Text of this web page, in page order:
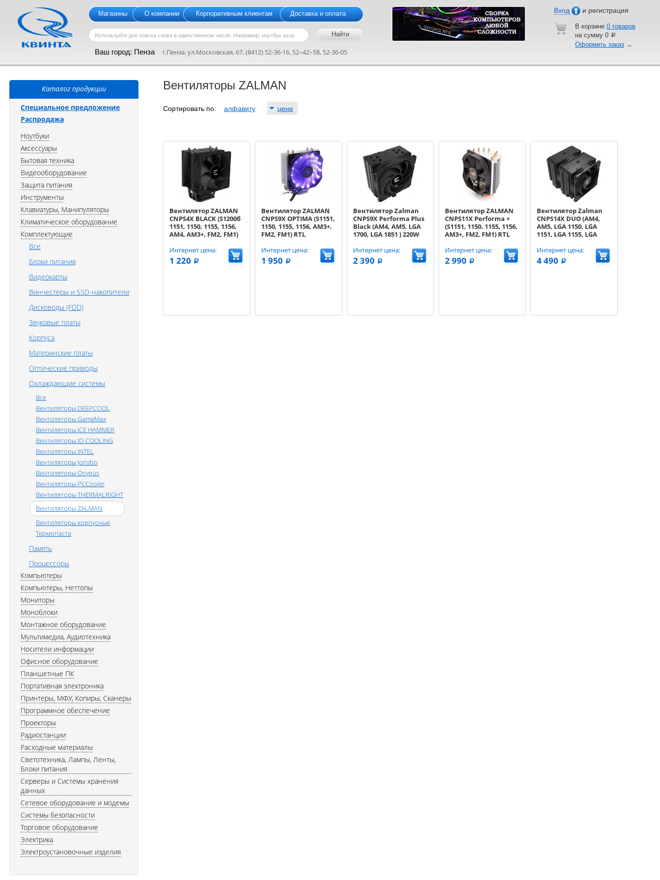
Вход и регистрация
В корзине 0 товаров
на сумму 0 a
Оформить заказ →
Магазины О компании Корпоративным клиентам Доставка и оплата
Ваш город: Пенза г.Пенза, ул.Московская, 67, (8412) 52-36-16, 52–42–58, 52-36-05
Вентиляторы ZALMAN
Сортировать по: алфавиту цене
Вентилятор ZALMAN
CNPS4X BLACK (S1200б
1151, 1150, 1155, 1156,
AM4, AM3+, FM2, FM1)
Интернет цена:
1 220 a
Вентилятор ZALMAN
CNPS9X OPTIMA (S1151,
1150, 1155, 1156, AM3+,
FM2, FM1) RTL
Интернет цена:
1 950 a
Вентилятор Zalman
CNPS9X Performa Plus
Black (AM4, AM5, LGA
1700, LGA 1851 ) 220W
Интернет цена:
2 390 a
Вентилятор ZALMAN
CNPS11X Performa +
(S1151, 1150, 1155, 1156,
AM3+, FM2, FM1) RTL
Интернет цена:
2 990 a
Вентилятор Zalman
CNPS14X DUO (AM4,
AM5, LGA 1150, LGA
1151, LGA 1155, LGA
1700, LGA 1851) 270W
RTL
Интернет цена:
4 490 a
Каталог продукции
Специальное предложение
Распродажа
Ноутбуки
Аксессуары
Бытовая техника
Видеооборудование
Защита питания
Инструменты
Клавиатуры, Манипуляторы
Климатическое оборудование
Комплектующие
Все
Блоки питания
Видеокарты
Винчестеры и SSD-накопители
Дисководы (FDD)
Звуковые платы
Корпуса
Материнские платы
Оптические приводы
Охлаждающие системы
Все
Вентиляторы DEEPCOOL
Вентиляторы GameMax
Вентиляторы ICE HAMMER
Вентиляторы ID-COOLING
Вентиляторы INTEL
Вентиляторы Jonsbo
Вентиляторы Ocypus
Вентиляторы PCCooler
Вентиляторы THERMALRIGHT
Вентиляторы ZALMAN
Вентиляторы корпусные
Термопаста
Память
Процессоры
Компьютеры
Компьютеры, Неттопы
Мониторы
Моноблоки
Монтажное оборудование
Мультимедиа, Аудиотехника
Носители информации
Офисное оборудование
Планшетные ПК
Портативная электроника
Принтеры, МФУ, Копиры, Сканеры
Программное обеспечение
Проекторы
Радиостанции
Расходные материалы
Светотехника, Лампы, Ленты,
Блоки питания
Серверы и Системы хранения
данных
Сетевое оборудование и модемы
Системы безопасности
Торговое оборудование
Электрика
Электроустановочные изделия